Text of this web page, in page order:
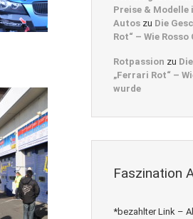
Preise &
Autos zu Die
Rot“ – Wie
Rotpassion zu
„Ferrari Rot“ –
wurde
Faszination
*bezahlter Link –